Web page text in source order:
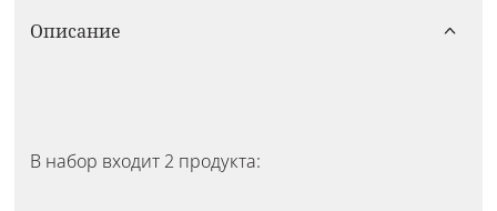
Описание
В набор входит 2 продукта: